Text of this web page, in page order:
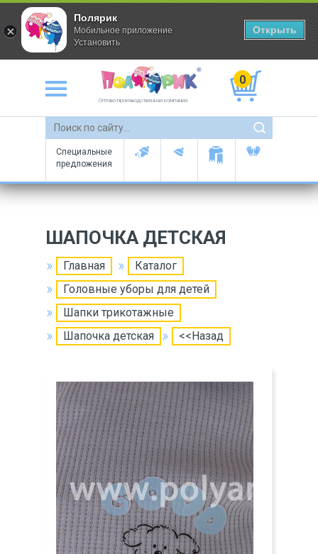
Оптово-производственная компания
0
Специальные
предложения
ШАПОЧКА ДЕТСКАЯ
Главная
Каталог
Головные уборы для детей
Шапки трикотажные
Шапочка детская
<<Назад
Полярик
Мобильное приложение
Установить
Открыть